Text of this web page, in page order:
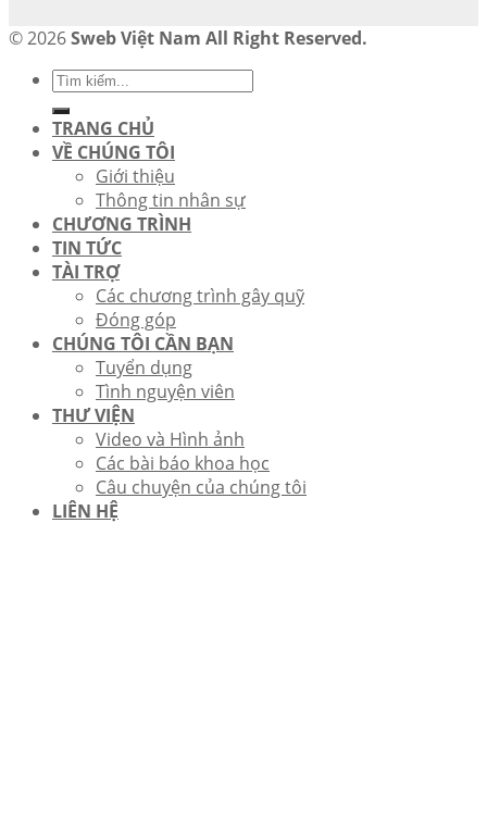
© 2026Sweb Việt Nam All Right Reserved.
TRANG CHỦ
VỀ CHÚNG TÔI
Giới thiệu
Thông tin nhân sự
CHƯƠNG TRÌNH
TIN TỨC
TÀI TRỢ
Các chương trình gây quỹ
Đóng góp
CHÚNG TÔI CẦN BẠN
Tuyển dụng
Tình nguyện viên
THƯ VIỆN
Video và Hình ảnh
Các bài báo khoa học
Câu chuyện của chúng tôi
LIÊN HỆ